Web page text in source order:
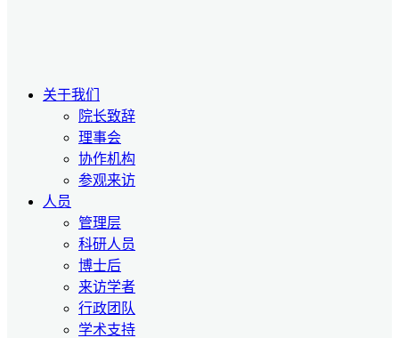
关于我们
院长致辞
理事会
协作机构
参观来访
人员
管理层
科研人员
博士后
来访学者
行政团队
学术支持